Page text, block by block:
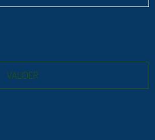
VALIDER